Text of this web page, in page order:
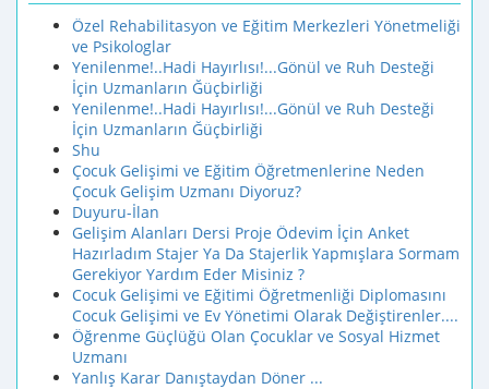
Özel Rehabilitasyon ve Eğitim Merkezleri Yönetmeliği
ve Psikologlar
Yenilenme!..Hadi Hayırlısı!...Gönül ve Ruh Desteği
İçin Uzmanların Ğüçbirliği
Yenilenme!..Hadi Hayırlısı!...Gönül ve Ruh Desteği
İçin Uzmanların Ğüçbirliği
Shu
Çocuk Gelişimi ve Eğitim Öğretmenlerine Neden
Çocuk Gelişim Uzmanı Diyoruz?
Duyuru-İlan
Gelişim Alanları Dersi Proje Ödevim İçin Anket
Hazırladım Stajer Ya Da Stajerlik Yapmışlara Sormam
Gerekiyor Yardım Eder Misiniz ?
Cocuk Gelişimi ve Eğitimi Öğretmenliği Diplomasını
Cocuk Gelişimi ve Ev Yönetimi Olarak Değiştirenler....
Öğrenme Güçlüğü Olan Çocuklar ve Sosyal Hizmet
Uzmanı
Yanlış Karar Danıştaydan Döner ...